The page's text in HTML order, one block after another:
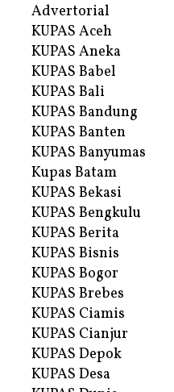
Advertorial
KUPAS Aceh
KUPAS Aneka
KUPAS Babel
KUPAS Bali
KUPAS Bandung
KUPAS Banten
KUPAS Banyumas
Kupas Batam
KUPAS Bekasi
KUPAS Bengkulu
KUPAS Berita
KUPAS Bisnis
KUPAS Bogor
KUPAS Brebes
KUPAS Ciamis
KUPAS Cianjur
KUPAS Depok
KUPAS Desa